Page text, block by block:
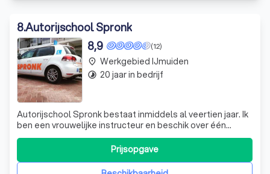
8.Autorijschool Spronk
(12)
8,9
Autorijschool Spronk bestaat inmiddels al veertien jaar. Ik
ben een vrouwelijke instructeur en beschik over één
lesauto - een Volkswagen Golf. Het betreft een
schakelauto en is de ideale auto om je eerste rijles ooit in
te ervaren. Heb je al vaker rijlessen gehad of heb je zelfs
al je rijbewijs, m
Prijsopgave
place Werkgebied IJmuiden
timelapse 20 jaar in bedrijf